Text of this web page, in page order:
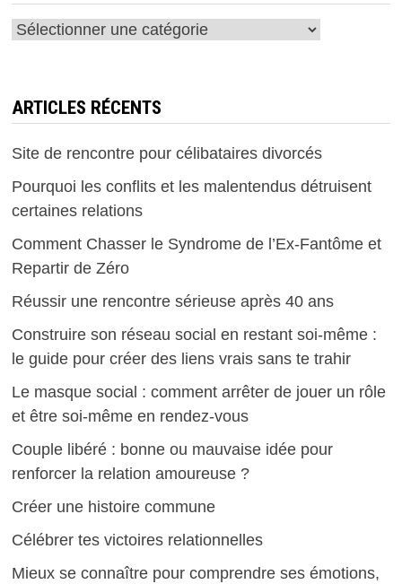
Catégories
ARTICLES RÉCENTS
Site de rencontre pour célibataires divorcés
Pourquoi les conflits et les malentendus détruisent
certaines relations
Comment Chasser le Syndrome de l’Ex-Fantôme et
Repartir de Zéro
Réussir une rencontre sérieuse après 40 ans
Construire son réseau social en restant soi-même :
le guide pour créer des liens vrais sans te trahir
Le masque social : comment arrêter de jouer un rôle
et être soi-même en rendez-vous
Couple libéré : bonne ou mauvaise idée pour
renforcer la relation amoureuse ?
Créer une histoire commune
Célébrer tes victoires relationnelles
Mieux se connaître pour comprendre ses émotions,